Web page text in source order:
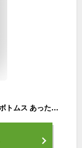
【10%OFFクーポン/2025秋冬新作】キッズ パンツ ボトムス あったか 裏起毛 ストレッチ すぽ軽 テーパードパンツ 男の子 女の子 ジュニア レディース ロングパンツ ロング丈 長ズボン ズボン デニム ジーパン 120cm 130cm 140cm 150cm 160cm エフオーキッズ F.O.KIDS R521025